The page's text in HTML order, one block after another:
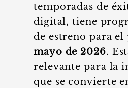
temporadas de
digital, tiene
de estreno para
mayo de 2026.
relevante para la
que se convierte